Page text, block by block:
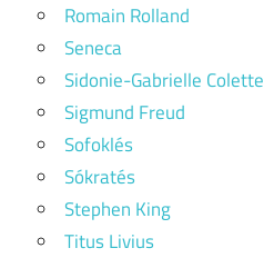
Romain Rolland
Seneca
Sidonie-Gabrielle Colette
Sigmund Freud
Sofoklés
Sókratés
Stephen King
Titus Livius